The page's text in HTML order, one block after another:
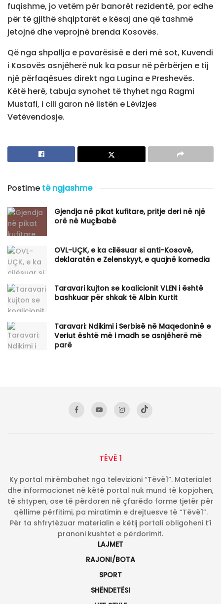
fuqishme, jo vetëm për banorët rezidentë, por edhe
për të gjithë shqiptarët e kësaj ane që tashmë
jetojnë dhe veprojnë brenda Kosovës.
Që nga shpallja e pavarësisë e deri më sot, Kuvendi
i Kosovës asnjëherë nuk ka pasur në përbërjen e tij
një përfaqësues direkt nga Lugina e Preshevës.
Këtë herë, tabuja synohet të thyhet nga Ragmi
Mustafi, i cili garon në listën e Lëvizjes
Vetëvendosje.
Postime të ngjashme
Gjendja në pikat kufitare, pritje deri në një
orë në Muçibabë
OVL-UÇK, e ka cilësuar si anti-Kosovë,
deklaratën e Zelenskyyt, e quajnë komedia
Taravari kujton se koalicionit VLEN i është
bashkuar për shkak të Albin Kurtit
Taravari: Ndikimi i Serbisë në Maqedoninë e
Veriut është më i madh se asnjëherë më
parë
TËVË 1
Ky portal mirëmbahet nga televizioni “Tëvë1”. Materialet
dhe informacionet në këtë portal nuk mund të kopjohen,
të shtypen, ose të përdoren në çfarëdo forme tjetër për
qëllime përfitimi, pa miratimin e drejtuesve të “Tëvë1”.
Për ta shfrytëzuar materialin e këtij portali obligoheni t’i
pranoni kushtet e përdorimit.
LAJMET
RAJONI/BOTA
SPORT
SHËNDETËSI